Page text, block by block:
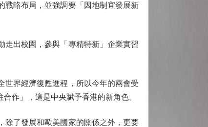
略布局，並強調要「因地制宜發展新
出校園，參與「專精特新」企業實習
界經濟復甦進程，所以今年的兩會受
作」，這是中央賦予香港的新角色。
了發展和歐美國家的關係之外，更要